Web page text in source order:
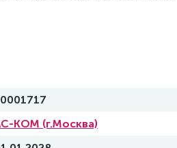
КОМ (г.Москва)